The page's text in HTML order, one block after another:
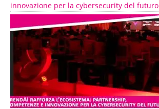
innovazione per la cybersecurity del futuro